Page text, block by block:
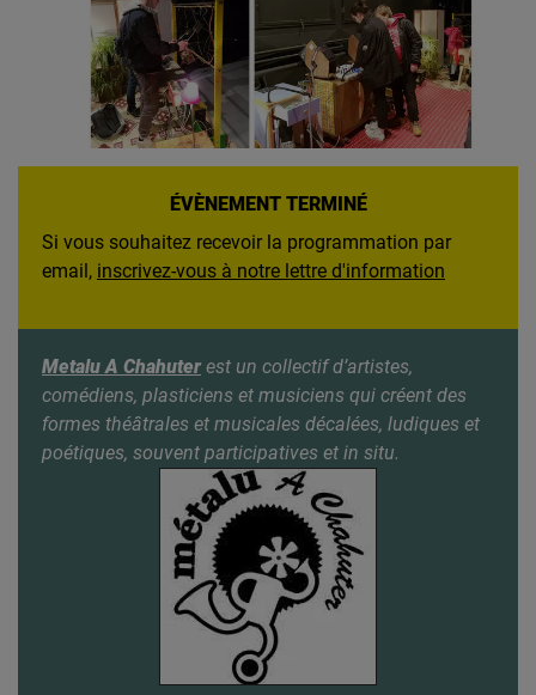
ÉVÈNEMENT TERMINÉ
Si vous souhaitez recevoir la programmation par
email, inscrivez-vous à notre lettre d'information
Metalu A Chahuter est un collectif d’artistes,
comédiens, plasticiens et musiciens qui créent des
formes théâtrales et musicales décalées, ludiques et
poétiques, souvent participatives et in situ.